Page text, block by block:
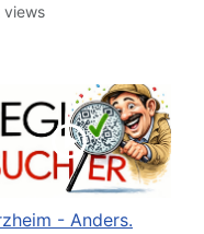
views
- Anders.